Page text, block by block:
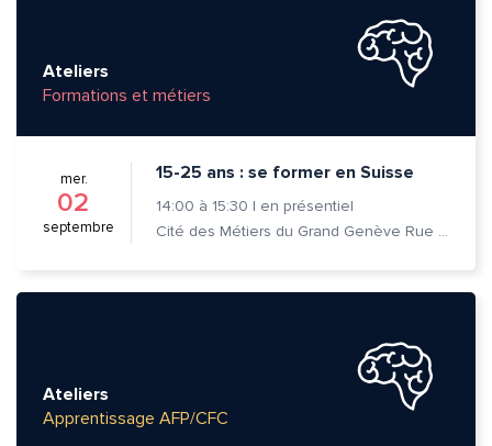
Ateliers
Formations et métiers
mer.
02
septembre
15-25 ans : se former en Suisse
14:00 à 15:30 | en présentiel
Cité des Métiers du Grand Genève Rue Prévost-Martin 6 1205 Genève
Ateliers
Apprentissage AFP/CFC